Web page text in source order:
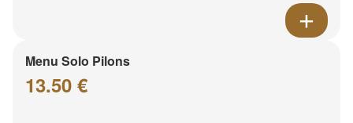
Menu Solo Pilons
13.50 €